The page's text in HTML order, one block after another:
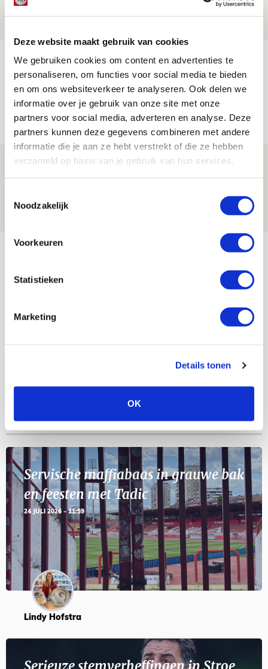
Deze website maakt gebruik van cookies
We gebruiken cookies om content en advertenties te
personaliseren, om functies voor social media te bieden
en om ons websiteverkeer te analyseren. Ook delen we
informatie over je gebruik van onze site met onze
partners voor social media, adverteren en analyse. Deze
partners kunnen deze gegevens combineren met andere
informatie die je aan ze hebt verstrekt of die ze hebben
verzameld op basis van je gebruik van hun services.
Noodzakelijk
Voorkeuren
Statistieken
Marketing
Details tonen
OK
05 AUGUSTUS 2026 - 20:00
Míchels elf: zie jij al rol voor
aanwinsten in thuisduel met
Shelbourne?
Laatste Kaarten Actie Ajax - sc
Heerenveen [UITVERKOCHT]
Bekijk meer
AUG
Blogs
Servische maffiabaas in grauwe bak
en feesten met Tadic
24 JULI 2026 - 11:59
Lindy Hofstra